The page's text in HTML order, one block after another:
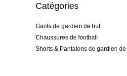
Catégories
Gants de gardien de but
Chaussures de football
Shorts & Pantalons de gardien de